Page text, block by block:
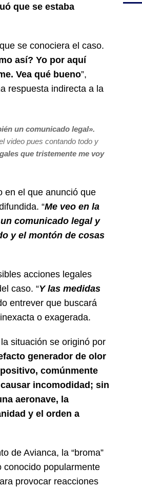
que se estaba
se conociera el caso.
así? Yo por aquí
Vea qué bueno”,
respuesta indirecta a la
un comunicado legal».
video pues contando todo y
que tristemente me voy
en el que anunció que
“Me veo en la
comunicado legal y
y el montón de cosas
acciones legales
caso. “Y las medidas
entrever que buscará
o exagerada.
situación se originó por
generador de olor
comúnmente
incomodidad; sin
aeronave, la
y el orden a
de Avianca, la “broma”
conocido popularmente
provocar reacciones